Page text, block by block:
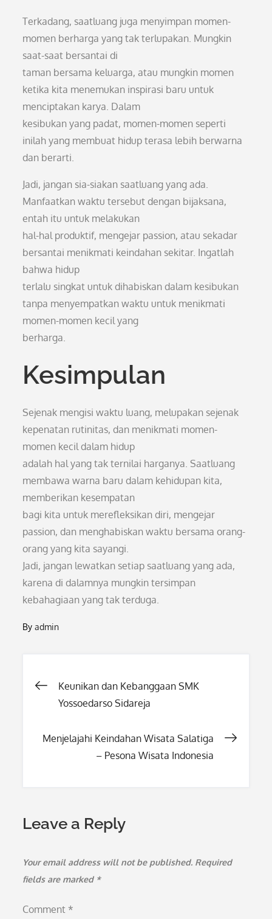
Terkadang, saatluang juga menyimpan momen-
momen berharga yang tak terlupakan. Mungkin
saat-saat bersantai di
taman bersama keluarga, atau mungkin momen
ketika kita menemukan inspirasi baru untuk
menciptakan karya. Dalam
kesibukan yang padat, momen-momen seperti
inilah yang membuat hidup terasa lebih berwarna
dan berarti.
Jadi, jangan sia-siakan saatluang yang ada.
Manfaatkan waktu tersebut dengan bijaksana,
entah itu untuk melakukan
hal-hal produktif, mengejar passion, atau sekadar
bersantai menikmati keindahan sekitar. Ingatlah
bahwa hidup
terlalu singkat untuk dihabiskan dalam kesibukan
tanpa menyempatkan waktu untuk menikmati
momen-momen kecil yang
berharga.
Kesimpulan
Sejenak mengisi waktu luang, melupakan sejenak
kepenatan rutinitas, dan menikmati momen-
momen kecil dalam hidup
adalah hal yang tak ternilai harganya. Saatluang
membawa warna baru dalam kehidupan kita,
memberikan kesempatan
bagi kita untuk merefleksikan diri, mengejar
passion, dan menghabiskan waktu bersama orang-
orang yang kita sayangi.
Jadi, jangan lewatkan setiap saatluang yang ada,
karena di dalamnya mungkin tersimpan
kebahagiaan yang tak terduga.
Byadmin
Post
Keunikan dan Kebanggaan SMK
Yossoedarso Sidareja
Menjelajahi Keindahan Wisata Salatiga
– Pesona Wisata Indonesia
Leave a Reply
Your email address will not be published. Required
fields are marked *
Comment *